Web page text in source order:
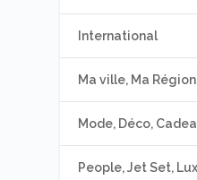
International
Ma ville, Ma Région
Mode, Déco,
People, Jet Set,